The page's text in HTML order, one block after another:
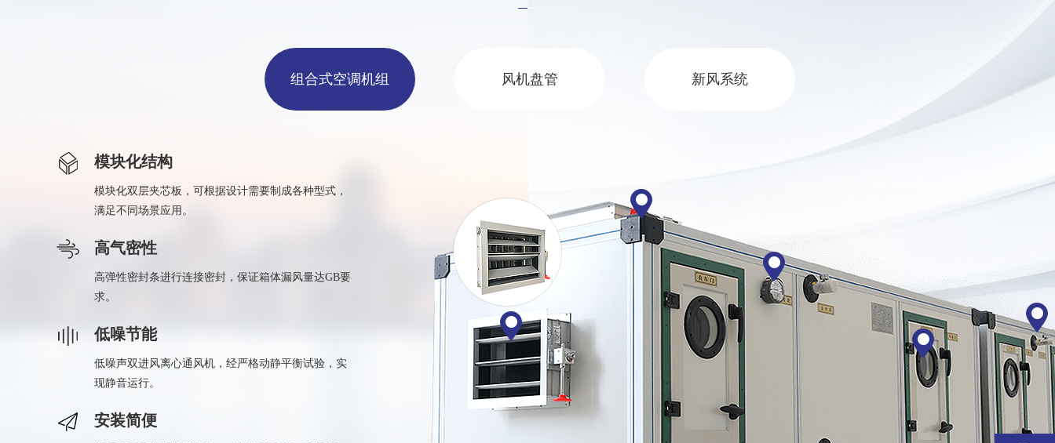
组合式空调机组 风机盘管 新风系统
模块化结构
模块化双层夹芯板，可根据设计需要制成各种型式，
满足不同场景应用。
高气密性
高弹性密封条进行连接密封，保证箱体漏风量达GB要
求。
低噪节能
低噪声双进风离心通风机，经严格动静平衡试验，实
现静音运行。
安装简便